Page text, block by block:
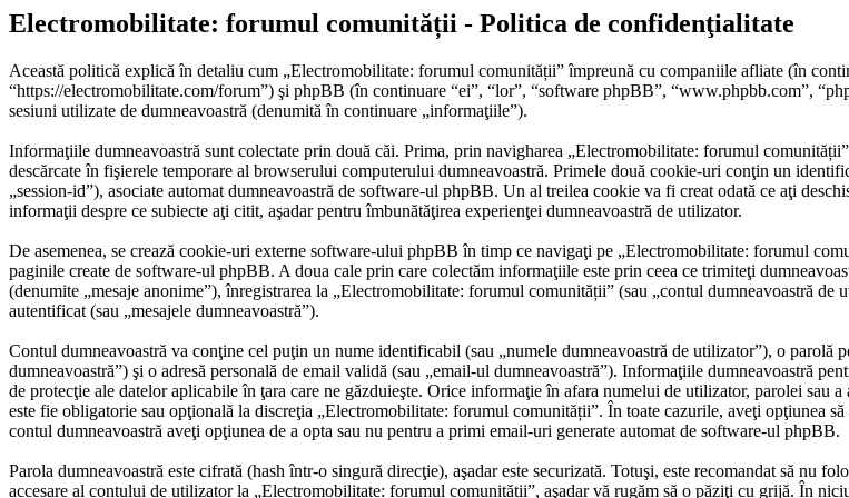
Electromobilitate: forumul comunității - Politica de confidenţialitate
Această politică explică în detaliu cum „Electromobilitate: forumul comunității” împreună cu companiile afliate (în
“https://electromobilitate.com/forum”) şi phpBB (în continuare “ei”, “lor”, “software phpBB”, “www.phpbb.com”,
sesiuni utilizate de dumneavoastră (denumită în continuare „informaţiile”).
Informaţiile dumneavoastră sunt colectate prin două căi. Prima, prin navigharea „Electromobilitate: forumul
descărcate în fişierele temporare al browserului computerului dumneavoastră. Primele două cookie-uri conţin un
„session-id”), asociate automat dumneavoastră de software-ul phpBB. Un al treilea cookie va fi creat odată ce aţi
informaţii despre ce subiecte aţi citit, aşadar pentru îmbunătăţirea experienţei dumneavoastră de utilizator.
De asemenea, se crează cookie-uri externe software-ului phpBB în timp ce navigaţi pe „Electromobilitate: forumul
paginile create de software-ul phpBB. A doua cale prin care colectăm informaţiile este prin ceea ce trimiteţi
(denumite „mesaje anonime”), înregistrarea la „Electromobilitate: forumul comunității” (sau „contul dumneavoastră de
autentificat (sau „mesajele dumneavoastră”).
Contul dumneavoastră va conţine cel puţin un nume identificabil (sau „numele dumneavoastră de utilizator”), o parolă
dumneavoastră”) şi o adresă personală de email validă (sau „email-ul dumneavoastră”). Informaţiile dumneavoastră
de protecţie ale datelor aplicabile în ţara care ne găzduieşte. Orice informaţie în afara numelui de utilizator, parolei
este fie obligatorie sau opţională la discreţia „Electromobilitate: forumul comunității”. În toate cazurile, aveţi opţiunea
contul dumneavoastră aveţi opţiunea de a opta sau nu pentru a primi email-uri generate automat de software-ul phpBB.
Parola dumneavoastră este cifrată (hash într-o singură direcţie), aşadar este securizată. Totuşi, este recomandat să nu
accesare al contului de utilizator la „Electromobilitate: forumul comunității”, aşadar vă rugăm să o păziţi cu grijă. În